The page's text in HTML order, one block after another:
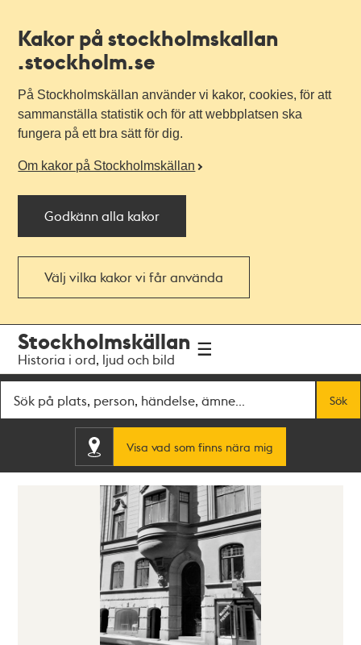
Kakor på stockholmskallan
.stockholm.se
På Stockholmskällan använder vi kakor, cookies, för att
sammanställa statistik och för att webbplatsen ska
fungera på ett bra sätt för dig.
Om kakor på Stockholmskällan
Godkänn alla kakor
Välj vilka kakor vi får använda
navigationen
huvudinnehållet
Stockholmskällan
Historia i ord, ljud och bild
Sök
Visa vad som finns nära mig